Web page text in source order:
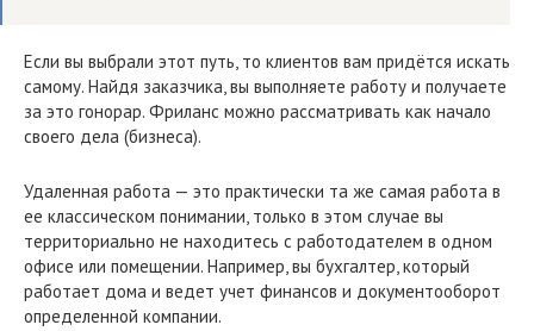
Если вы выбрали этот путь, то клиентов вам придётся искать
самому. Найдя заказчика, вы выполняете работу и получаете
за это гонорар. Фриланс можно рассматривать как начало
своего дела (бизнеса).
Удаленная работа — это практически та же самая работа в
ее классическом понимании, только в этом случае вы
территориально не находитесь с работодателем в одном
офисе или помещении. Например, вы бухгалтер, который
работает дома и ведет учет финансов и документооборот
определенной компании.